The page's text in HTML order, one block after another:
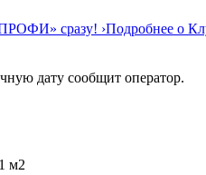
сразу! ›Подробнее о
дату сообщит оператор.
м2